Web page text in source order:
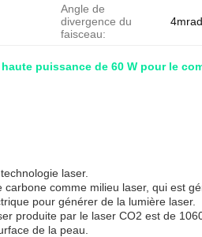
Angle de
divergence du
faisceau:
4mrad
puissance de 60 W pour le
laser.
comme milieu laser, qui est
pour générer de la lumière laser.
produite par le laser CO2 est de
de la peau.